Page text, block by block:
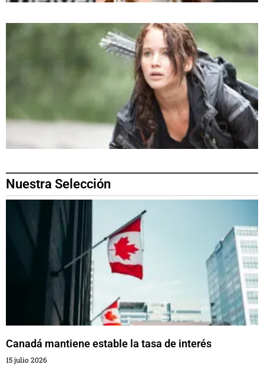
Nuestra Selección
Canadá mantiene estable la tasa de interés
15 julio 2026